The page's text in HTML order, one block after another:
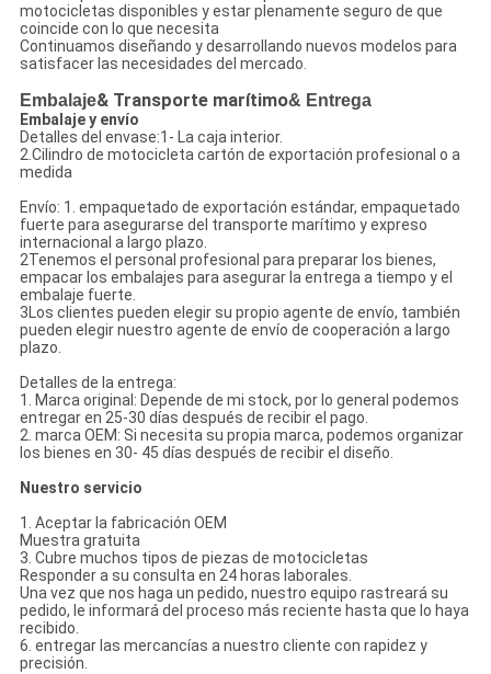
motocicletas disponibles y estar plenamente seguro de que
coincide con lo que necesita
Continuamos diseñando y desarrollando nuevos modelos para
satisfacer las necesidades del mercado.
Embalaje& Transporte marítimo& Entrega
Embalaje y envío
Detalles del envase:1- La caja interior.
2.Cilindro de motocicleta cartón de exportación profesional o a
medida
Envío: 1. empaquetado de exportación estándar, empaquetado
fuerte para asegurarse del transporte marítimo y expreso
internacional a largo plazo.
2Tenemos el personal profesional para preparar los bienes,
empacar los embalajes para asegurar la entrega a tiempo y el
embalaje fuerte.
3Los clientes pueden elegir su propio agente de envío, también
pueden elegir nuestro agente de envío de cooperación a largo
plazo.
Detalles de la entrega:
1. Marca original: Depende de mi stock, por lo general podemos
entregar en 25-30 días después de recibir el pago.
2. marca OEM: Si necesita su propia marca, podemos organizar
los bienes en 30- 45 días después de recibir el diseño.
Nuestro servicio
1. Aceptar la fabricación OEM
Muestra gratuita
3. Cubre muchos tipos de piezas de motocicletas
Responder a su consulta en 24 horas laborales.
Una vez que nos haga un pedido, nuestro equipo rastreará su
pedido, le informará del proceso más reciente hasta que lo haya
recibido.
6. entregar las mercancías a nuestro cliente con rapidez y
precisión.